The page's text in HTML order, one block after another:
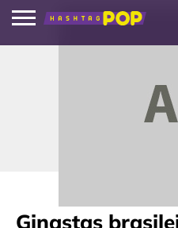
Ginastas